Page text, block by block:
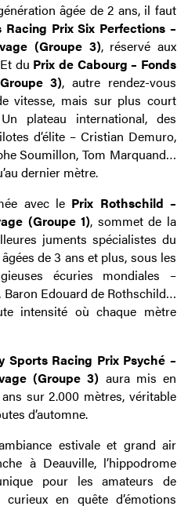
âgée de 2 ans, il faut
Racing Prix Six Perfections –
(Groupe 3), réservé aux
du Prix de Cabourg – Fonds
3), autre rendez-vous
vitesse, mais sur plus court
plateau international, des
d’élite – Cristian Demuro,
Soumillon, Tom Marquand…
dernier mètre.
avec le Prix Rothschild –
(Groupe 1), sommet de la
juments spécialistes du
de 3 ans et plus, sous les
écuries mondiales –
Baron Edouard de Rothschild…
intensité où chaque mètre
Sports Racing Prix Psyché –
(Groupe 3) aura mis en
sur 2.000 mètres, véritable
d’automne.
estivale et grand air
à Deauville, l’hippodrome
pour les amateurs de
en quête d’émotions